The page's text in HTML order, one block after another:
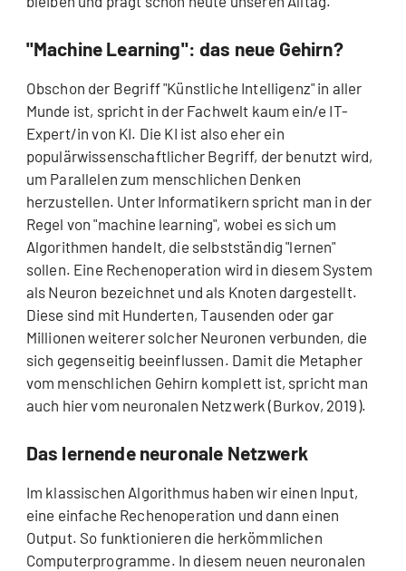
"Machine Learning": das neue Gehirn?
Obschon der Begriff "Künstliche Intelligenz" in aller
Munde ist, spricht in der Fachwelt kaum ein/e IT-
Expert/in von KI. Die KI ist also eher ein
populärwissenschaftlicher Begriff, der benutzt wird,
um Parallelen zum menschlichen Denken
herzustellen. Unter Informatikern spricht man in der
Regel von "machine learning", wobei es sich um
Algorithmen handelt, die selbstständig "lernen"
sollen. Eine Rechenoperation wird in diesem System
als Neuron bezeichnet und als Knoten dargestellt.
Diese sind mit Hunderten, Tausenden oder gar
Millionen weiterer solcher Neuronen verbunden, die
sich gegenseitig beeinflussen. Damit die Metapher
vom menschlichen Gehirn komplett ist, spricht man
auch hier vom neuronalen Netzwerk (Burkov, 2019).
Das lernende neuronale Netzwerk
Im klassischen Algorithmus haben wir einen Input,
eine einfache Rechenoperation und dann einen
Output. So funktionieren die herkömmlichen
Computerprogramme. In diesem neuen neuronalen